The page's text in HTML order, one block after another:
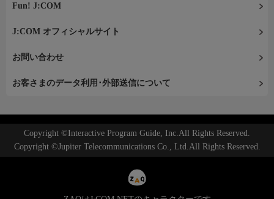
Fun! J:COM
J:COM オフィシャルサイト
お問い合わせ
お客さまのデータ利用･外部送信について
Copyright ©Interactive Program Guide, Inc.All Rights Reserved.
Copyright ©Jupiter Telecommunications Co., Ltd.All Rights Reserved.